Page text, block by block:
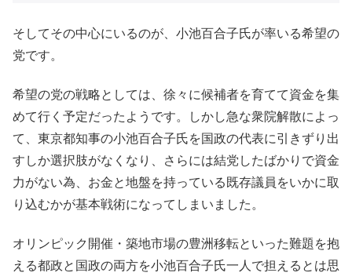
そしてその中心にいるのが、小池百合子氏が率いる希望の
党です。
希望の党の戦略としては、徐々に候補者を育てて資金を集
めて行く予定だったようです。しかし急な衆院解散によっ
て、東京都知事の小池百合子氏を国政の代表に引きずり出
すしか選択肢がなくなり、さらには結党したばかりで資金
力がない為、お金と地盤を持っている既存議員をいかに取
り込むかが基本戦術になってしまいました。
オリンピック開催・築地市場の豊洲移転といった難題を抱
える都政と国政の両方を小池百合子氏一人で担えるとは思